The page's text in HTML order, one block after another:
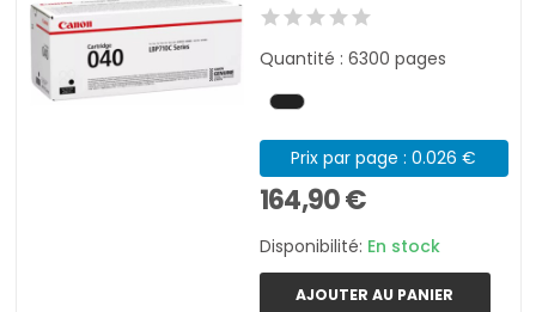
Quantité : 6300 pages
Prix par page : 0.026 €
164,90 €
Disponibilité: En stock
AJOUTER AU PANIER